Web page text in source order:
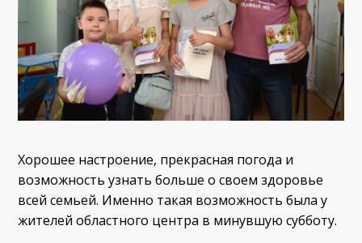
Хорошее настроение, прекрасная погода и
возможность узнать больше о своем здоровье
всей семьей. Именно такая возможность была у
жителей областного центра в минувшую субботу.